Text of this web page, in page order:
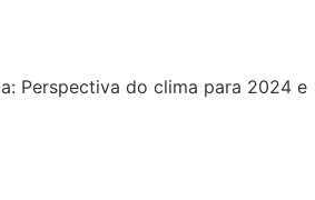
Perspectiva do clima para 2024 e